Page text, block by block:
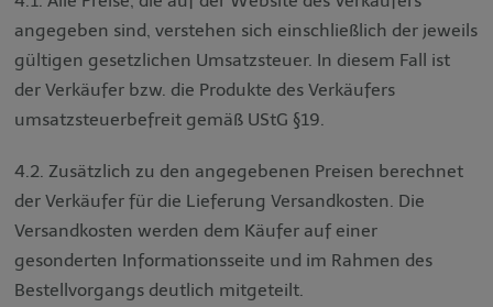
angegeben sind, verstehen sich einschließlich der jeweils
gültigen gesetzlichen Umsatzsteuer. In diesem Fall ist
der Verkäufer bzw. die Produkte des Verkäufers
umsatzsteuerbefreit gemäß UStG §19.
4.2. Zusätzlich zu den angegebenen Preisen berechnet
der Verkäufer für die Lieferung Versandkosten. Die
Versandkosten werden dem Käufer auf einer
gesonderten Informationsseite und im Rahmen des
Bestellvorgangs deutlich mitgeteilt.